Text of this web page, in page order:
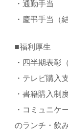
・通勤手当
・慶弔手当（
■福利厚生
・四半期表彰
・テレビ購入
・書籍購入制
・コミュニケ
のランチ・飲